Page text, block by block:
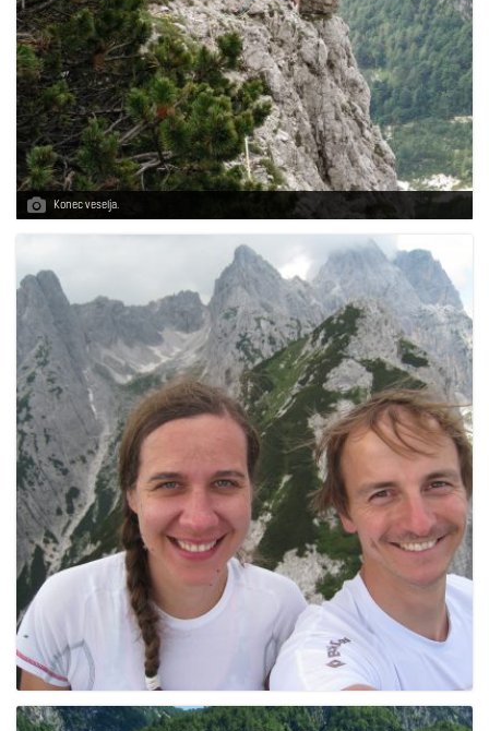
Konec veselja.